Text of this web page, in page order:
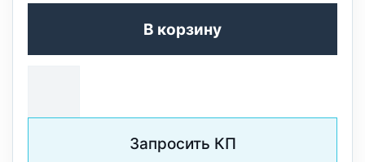
В корзину
Запросить КП